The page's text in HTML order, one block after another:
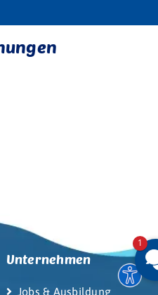
Unternehmen
Jobs & Ausbildung
1